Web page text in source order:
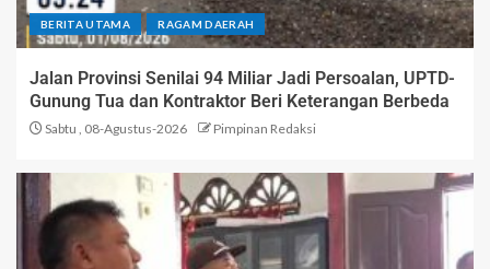
BERITA UTAMA RAGAM DAERAH
Jalan Provinsi Senilai 94 Miliar Jadi Persoalan, UPTD-
Gunung Tua dan Kontraktor Beri Keterangan Berbeda
Sabtu , 08-Agustus-2026 Pimpinan Redaksi